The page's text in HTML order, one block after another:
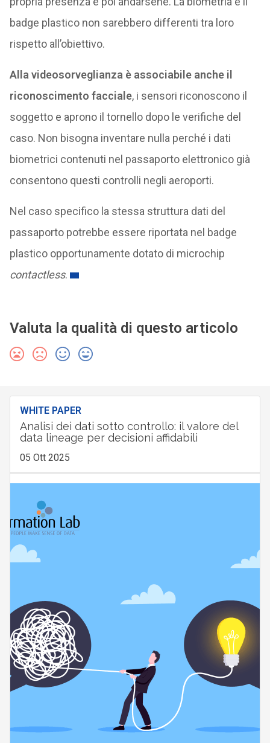
badge plastico non sarebbero differenti tra loro
rispetto all’obiettivo.
Alla videosorveglianza è associabile anche il
riconoscimento facciale, i sensori riconoscono il
soggetto e aprono il tornello dopo le verifiche del
caso. Non bisogna inventare nulla perché i dati
biometrici contenuti nel passaporto elettronico già
consentono questi controlli negli aeroporti.
Nel caso specifico la stessa struttura dati del
passaporto potrebbe essere riportata nel badge
plastico opportunamente dotato di microchip
contactless.
Valuta la qualità di questo articolo
WHITE PAPER
Analisi dei dati sotto controllo: il valore del
data lineage per decisioni affidabili
05 Ott 2025